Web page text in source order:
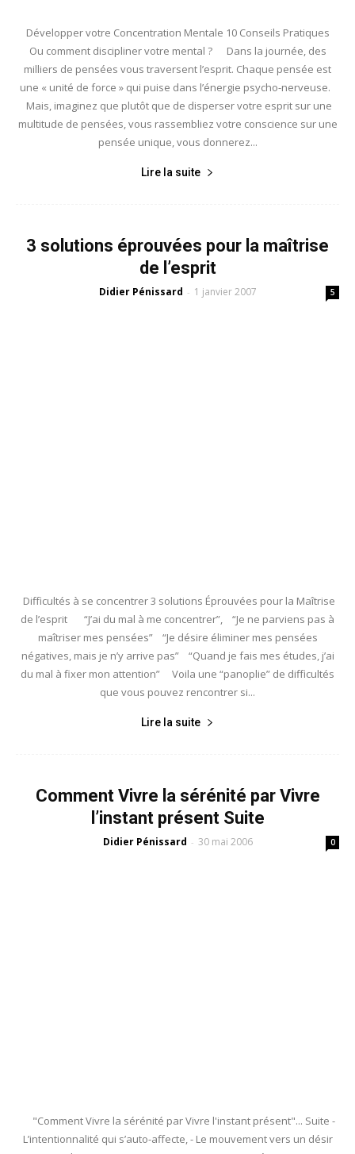
Développer votre Concentration Mentale 10 Conseils Pratiques
Ou comment discipliner votre mental ? Dans la journée, des
milliers de pensées vous traversent l’esprit. Chaque pensée est
une « unité de force » qui puise dans l’énergie psycho-nerveuse.
Mais, imaginez que plutôt que de disperser votre esprit sur une
multitude de pensées, vous rassembliez votre conscience sur une
pensée unique, vous donnerez...
Lire la suite
3 solutions éprouvées pour la maîtrise
de l’esprit
Didier Pénissard - 1 janvier 2007 5
Difficultés à se concentrer 3 solutions Éprouvées pour la Maîtrise
de l’esprit “J’ai du mal à me concentrer”, “Je ne parviens pas à
maîtriser mes pensées” “Je désire éliminer mes pensées
négatives, mais je n’y arrive pas” “Quand je fais mes études, j’ai
du mal à fixer mon attention” Voila une “panoplie” de difficultés
que vous pouvez rencontrer si...
Lire la suite
Comment Vivre la sérénité par Vivre
l’instant présent Suite
Didier Pénissard - 30 mai 2006 0
"Comment Vivre la sérénité par Vivre l'instant présent"... Suite -
L’intentionnalité qui s’auto-affecte, - Le mouvement vers un désir